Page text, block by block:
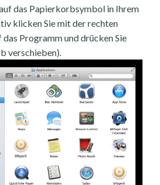
das Papierkorbsymbol in Ihrem
klicken Sie mit der rechten
Programm und drücken Sie
verschieben).